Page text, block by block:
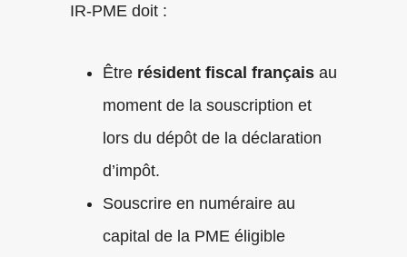
IR-PME doit :
Être résident fiscal françaisau
moment de la souscription et
lors du dépôt de la déclaration
d’impôt.
Souscrire en numéraire au
capital de la PME éligible